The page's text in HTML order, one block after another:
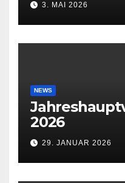
3. MAI 2026
NEWS
2026
29. JANUAR 2026